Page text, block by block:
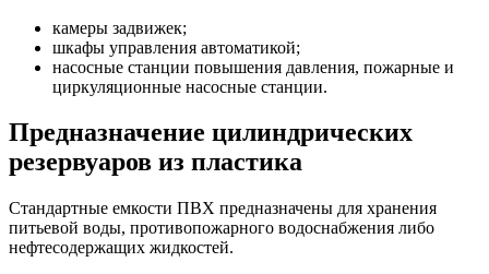
камеры задвижек;
шкафы управления автоматикой;
насосные станции повышения давления, пожарные и
циркуляционные насосные станции.
Предназначение цилиндрических
резервуаров из пластика
Стандартные емкости ПВХ предназначены для хранения
питьевой воды, противопожарного водоснабжения либо
нефтесодержащих жидкостей.